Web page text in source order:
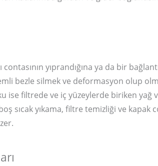
yıprandığına ya da bir
bezle silmek ve deformasyon olup
ise filtrede ve iç yüzeylerde biriken yağ
sıcak yıkama, filtre temizliği ve kapak